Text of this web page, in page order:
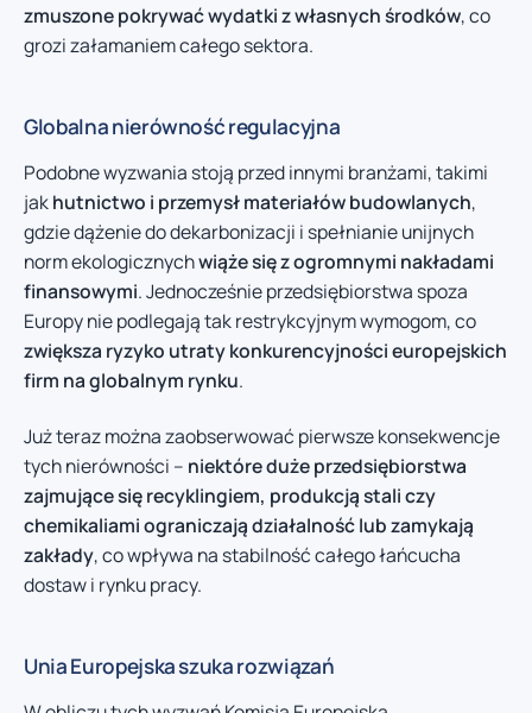
zmuszone pokrywać wydatki z własnych środków, co
grozi załamaniem całego sektora.
Globalna nierówność regulacyjna
Podobne wyzwania stoją przed innymi branżami, takimi
jakhutnictwo i przemysł materiałów budowlanych,
gdzie dążenie do dekarbonizacji i spełnianie unijnych
norm ekologicznychwiąże się z ogromnymi nakładami
finansowymi. Jednocześnie przedsiębiorstwa spoza
Europy nie podlegają tak restrykcyjnym wymogom, co
zwiększa ryzyko utraty konkurencyjności europejskich
firm na globalnym rynku.
Już teraz można zaobserwować pierwsze konsekwencje
tych nierówności – niektóre duże przedsiębiorstwa
zajmujące się recyklingiem, produkcją stali czy
chemikaliami ograniczają działalność lub zamykają
zakłady, co wpływa na stabilność całego łańcucha
dostaw i rynku pracy.
Unia Europejska szuka rozwiązań